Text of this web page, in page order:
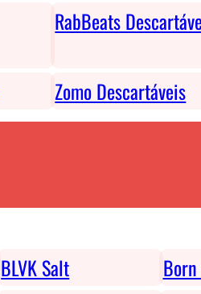
RabBeats
Zomo Descartáveis
BLVK Salt